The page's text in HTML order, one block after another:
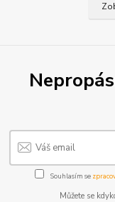
Souhlasím se
Můžete se